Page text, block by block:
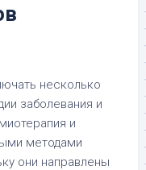
несколько
заболевания и
и
методами
они направлены